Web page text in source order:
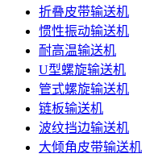
折叠皮带输送机
惯性振动输送机
耐高温输送机
U型螺旋输送机
管式螺旋输送机
链板输送机
波纹挡边输送机
大倾角皮带输送机